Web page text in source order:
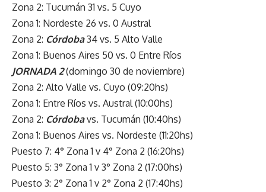
Zona 2: Tucumán 31 vs. 5 Cuyo
Zona 1: Nordeste 26 vs. 0 Austral
Zona 2: Córdoba 34 vs. 5 Alto Valle
Zona 1: Buenos Aires 50 vs. 0 Entre Ríos
JORNADA 2(domingo 30 de noviembre)
Zona 2: Alto Valle vs. Cuyo (09:20hs)
Zona 1: Entre Ríos vs. Austral (10:00hs)
Zona 2: Córdoba vs. Tucumán (10:40hs)
Zona 1: Buenos Aires vs. Nordeste (11:20hs)
Puesto 7: 4° Zona 1 v 4° Zona 2 (16:20hs)
Puesto 5: 3° Zona 1 v 3° Zona 2 (17:00hs)
Puesto 3: 2° Zona 1 v 2° Zona 2 (17:40hs)